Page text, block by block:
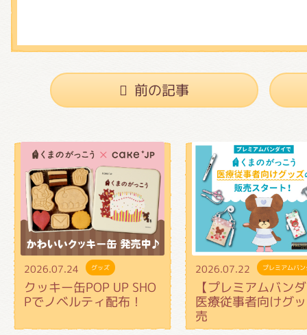
前の記事
2026.07.24 グッズ
クッキー缶POP UP SHO
Pでノベルティ配布！
2026.07.22 プレミアムバ
【プレミアムバン
医療従事者向けグ
売